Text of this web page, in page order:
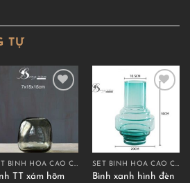
TỰ
SET BÌNH HOA CAO CẤP
TT xám hõm
SET BÌNH HOA CAO CẤP
Bình xanh hình đèn